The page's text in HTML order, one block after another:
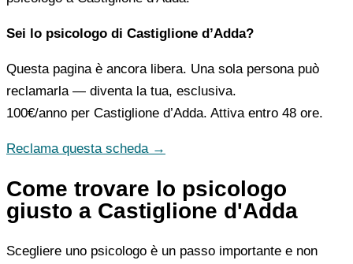
Sei lo psicologo di Castiglione d’Adda?
Questa pagina è ancora libera. Una sola persona può
reclamarla — diventa la tua, esclusiva.
100€/anno per Castiglione d’Adda. Attiva entro 48 ore.
Reclama questa scheda →
Come trovare lo psicologo
giusto a Castiglione d'Adda
Scegliere uno psicologo è un passo importante e non